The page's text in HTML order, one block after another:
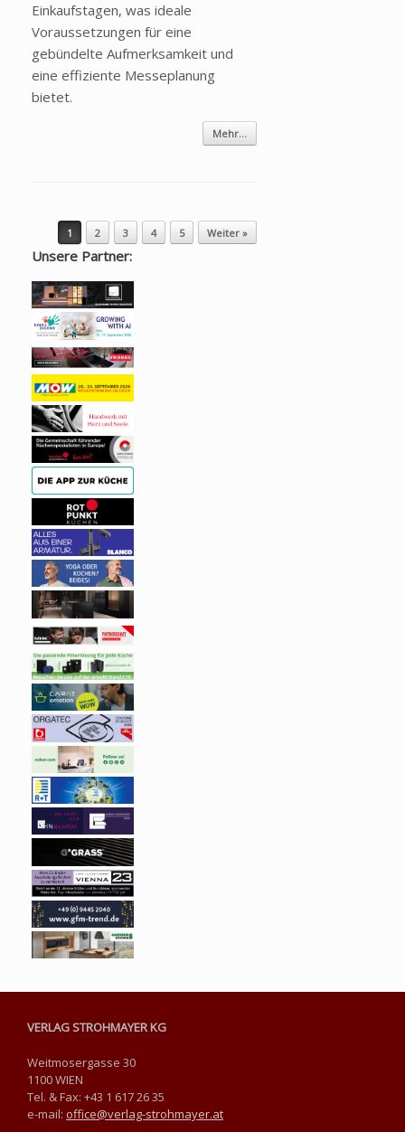
Einkaufstagen, was ideale
Voraussetzungen für eine
gebündelte Aufmerksamkeit und
eine effiziente Messeplanung
bietet.
Mehr...
Beitragsnavigation
1 2 3 4 5 Weiter »
Unsere Partner:
VERLAG STROHMAYER KG
Weitmosergasse 30
1100 WIEN
Tel. & Fax: +43 1 617 26 35
e-mail: office@verlag-strohmayer.at